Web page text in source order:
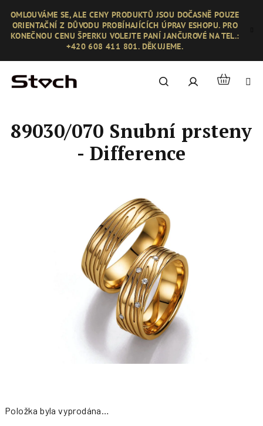
obsah
OMLOUVÁME SE, ALE CENY PRODUKTŮ JSOU DOČASNĚ POUZE
ORIENTAČNÍ Z DŮVODU PROBÍHAJÍCÍCH ÚPRAV ESHOPU. PRO
KONEČNOU CENU ŠPERKU VOLEJTE PANÍ JANČUROVÉ NA TEL.:
+420 608 411 801. DĚKUJEME.
Hledat PřihlášeníNákupní
Položka byla vyprodána…
89030/070 Snubní prsteny
- Difference